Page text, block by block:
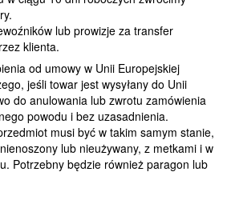
lub prowizje za transfer
klienta.
od umowy w Unii Europejskiej
jeśli towar jest wysyłany do Unii
do anulowania lub zwrotu zamówienia
powodu i bez uzasadnienia.
musi być w takim samym stanie,
lub nieużywany, z metkami i w
Potrzebny będzie również paragon lub